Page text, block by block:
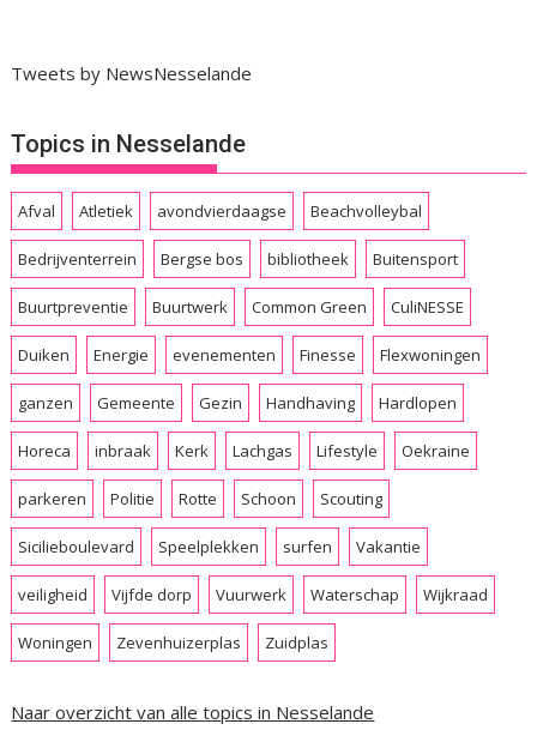
Tweets by NewsNesselande
Topics in Nesselande
Afval Atletiek avondvierdaagse Beachvolleybal
Bedrijventerrein Bergse bos bibliotheek Buitensport
Buurtpreventie Buurtwerk Common Green CuliNESSE
Duiken Energie evenementen Finesse Flexwoningen
ganzen Gemeente Gezin Handhaving Hardlopen
Horeca inbraak Kerk Lachgas Lifestyle Oekraine
parkeren Politie Rotte Schoon Scouting
Sicilieboulevard Speelplekken surfen Vakantie
veiligheid Vijfde dorp Vuurwerk Waterschap Wijkraad
Woningen Zevenhuizerplas Zuidplas
Naar overzicht van alle topics in Nesselande